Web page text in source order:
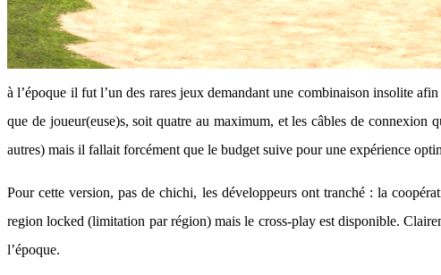
à l’époque il fut l’un des rares jeux demandant une combinaison insolite
que de joueur(euse)s, soit quatre au maximum, et les câbles de
autres) mais il fallait forcément que le budget suive pour une expérience
Pour cette version, pas de chichi, les développeurs ont tranché : la
region locked (limitation par région) mais le cross-play est disponible.
l’époque.